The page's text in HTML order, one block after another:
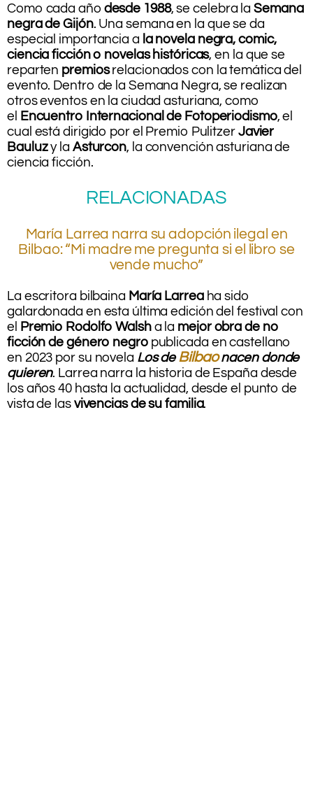
Como cada año desde 1988, se celebra laSemana
negra de Gijón. Una semana en la que se da
especial importancia a la novela negra, comic,
ciencia ficción o novelas históricas, en la que se
reparten premiosrelacionados con la temática del
evento. Dentro de la Semana Negra, se realizan
otros eventos en la ciudad asturiana, como
el Encuentro Internacional de Fotoperiodismo, el
cual está dirigido por el Premio Pulitzer Javier
Bauluzy la Asturcon, la convención asturiana de
ciencia ficción.
RELACIONADAS
María Larrea narra su adopción ilegal en
Bilbao: “Mi madre me pregunta si el libro se
vende mucho”
La escritora bilbaina María Larreaha sido
galardonada en esta última edición del festival con
el Premio Rodolfo Walsha la mejor obra de no
ficción de género negropublicada en castellano
en 2023 por su novela Los de Bilbaonacen donde
quieren. Larrea narra la historia de España desde
los años 40 hasta la actualidad, desde el punto de
vista de las vivencias de su familia.